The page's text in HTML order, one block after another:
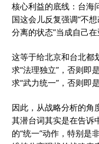
核心利益的底线：台海
国这会儿反复强调“不
分离的状态”当成自己
这等于给北京和台北都
求“法理独立”，否则即
求“武力统一”，否则即
因此，从战略分析的角
其潜台词其实是在告诉
的“统一”动作，特别是